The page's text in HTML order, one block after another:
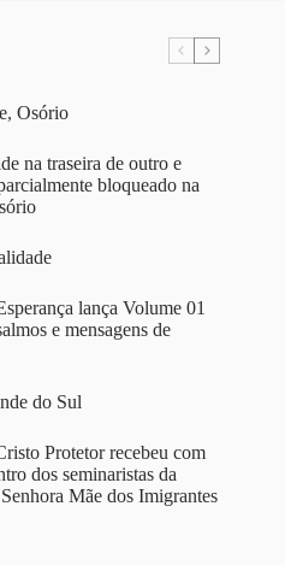
, Osório
na traseira de outro e
bloqueado na
lança Volume 01
e mensagens de
do Sul
Protetor recebeu com
dos seminaristas da
Mãe dos Imigrantes